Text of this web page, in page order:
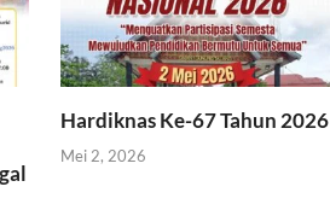
Hardiknas Ke-67 Tahun 2026
Mei 2, 2026